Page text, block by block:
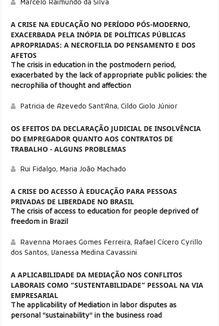
Marcelo Raimundo da Silva
A CRISE NA EDUCAÇÃO NO PERÍODO PÓS-MODERNO,
EXACERBADA PELA INÓPIA DE POLÍTICAS PÚBLICAS
APROPRIADAS: A NECROFILIA DO PENSAMENTO E DOS
AFETOS
The crisis in education in the postmodern period,
exacerbated by the lack of appropriate public policies: the
necrophilia of thought and affection
Patricia de Azevedo Sant'Ana, Cildo Giolo Júnior
OS EFEITOS DA DECLARAÇÃO JUDICIAL DE INSOLVÊNCIA
DO EMPREGADOR QUANTO AOS CONTRATOS DE
TRABALHO - ALGUNS PROBLEMAS
Rui Fidalgo, Maria João Machado
A CRISE DO ACESSO À EDUCAÇÃO PARA PESSOAS
PRIVADAS DE LIBERDADE NO BRASIL
The crisis of access to education for people deprived of
freedom in Brazil
Ravenna Moraes Gomes Ferreira, Rafael Cícero Cyrillo
dos Santos, Vanessa Medina Cavassini
A APLICABILIDADE DA MEDIAÇÃO NOS CONFLITOS
LABORAIS COMO “SUSTENTABILIDADE” PESSOAL NA VIA
EMPRESARIAL
The applicability of Mediation in labor disputes as
personal “sustainability” in the business road